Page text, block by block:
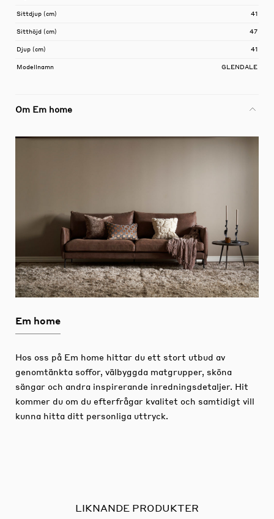
Sittdjup (cm) 41
Sitthöjd (cm) 47
Djup (cm) 41
Modellnamn GLENDALE
Om Em home
Em home
Hos oss på Em home hittar du ett stort utbud av
genomtänkta soffor, välbyggda matgrupper, sköna
sängar och andra inspirerande inredningsdetaljer. Hit
kommer du om du efterfrågar kvalitet och samtidigt vill
kunna hitta ditt personliga uttryck.
LIKNANDE PRODUKTER